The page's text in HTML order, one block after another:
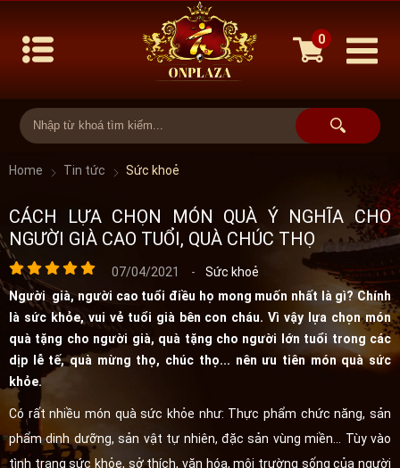
0
Home Tin tức Sức khoẻ
CÁCH LỰA CHỌN MÓN QUÀ Ý NGHĨA CHO
NGƯỜI GIÀ CAO TUỔI, QUÀ CHÚC THỌ
07/04/2021 -
Sức khoẻ
Người già, người cao tuổi điều họ mong muốn nhất là gì? Chính
là sức khỏe, vui vẻ tuổi già bên con cháu. Vì vậy lựa chọn món
quà tặng cho người già, quà tặng cho người lớn tuổi trong các
dịp lễ tế, quà mừng thọ, chúc thọ... nên ưu tiên món quà sức
khỏe.
Có rất nhiều món quà sức khỏe như: Thực phẩm chức năng, sản
phẩm dinh dưỡng, sản vật tự nhiên, đặc sản vùng miền... Tùy vào
tình trạng sức khỏe, sở thích, văn hóa, môi trường sống của người